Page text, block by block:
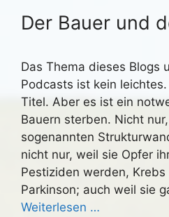
Der Bauer und
Das Thema dieses Blogs
Podcasts ist kein
Titel. Aber es ist ein
Bauern sterben. Nicht
sogenannten
nicht nur, weil sie Opfer
Pestiziden werden,
Parkinson; auch weil sie
Weiterlesen …